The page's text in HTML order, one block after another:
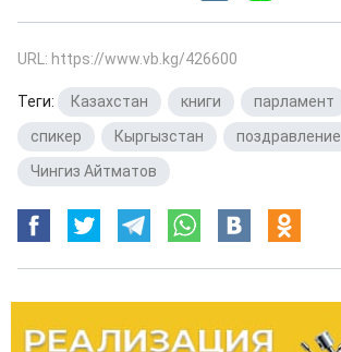
URL: https://www.vb.kg/426600
Теги: Казахстан книги парламент
спикер
Кыргызстан поздравление
Чингиз Айтматов